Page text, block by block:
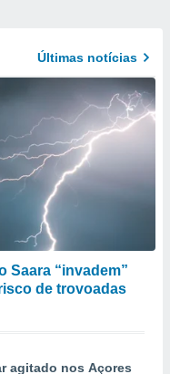
Últimas notícias
Saara “invadem”
de trovoadas
agitado nos Açores